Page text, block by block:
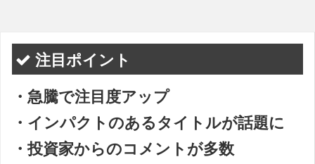
注目ポイント
・急騰で注目度アップ
・インパクトのあるタイトルが話題に
・投資家からのコメントが多数